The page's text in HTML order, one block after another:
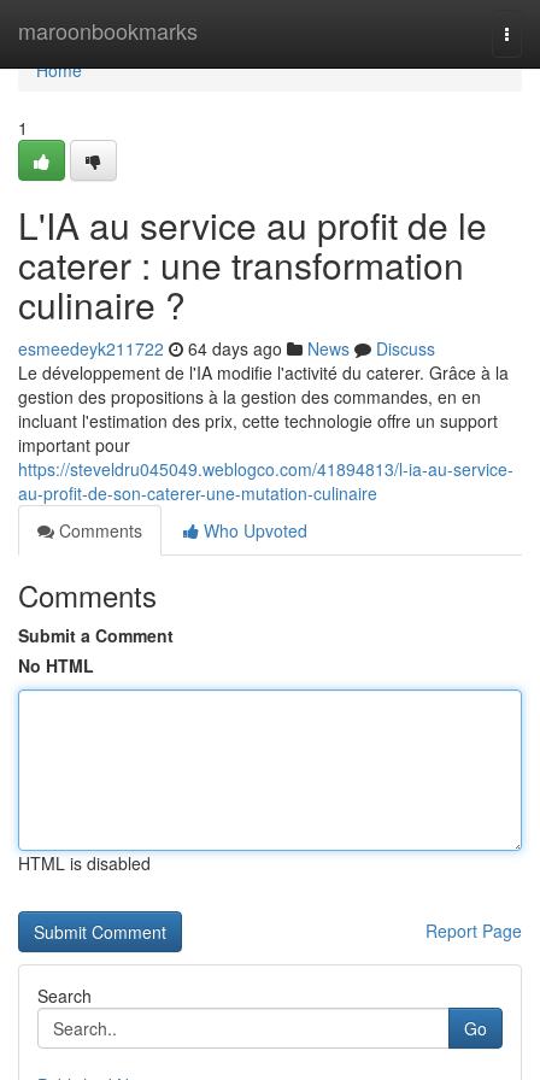
maroonbookmarks
Home
Home
1
L'IA au service au profit de le
caterer : une transformation
culinaire ?
esmeedeyk211722 64 days ago News
Discuss
Le développement de l'IA modifie l'activité du caterer. Grâce à la
gestion des propositions à la gestion des commandes, en en
incluant l'estimation des prix, cette technologie offre un support
important pour
https://steveldru045049.weblogco.com/41894813/l-ia-au-service-
au-profit-de-son-caterer-une-mutation-culinaire
Comments
Who Upvoted
Comments
Submit a Comment
No HTML
HTML is disabled
Report Page
Search
Go